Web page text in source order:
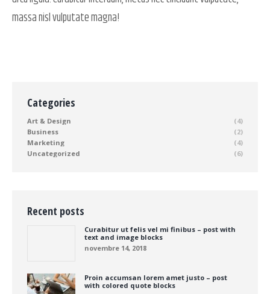
massa nisl vulputate magna!
Categories
Art & Design
(4)
Business
(2)
Marketing
(4)
Uncategorized
(6)
Recent posts
Curabitur ut felis vel mi finibus – post with
text and image blocks
novembre 14, 2018
Proin accumsan lorem amet justo – post
with colored quote blocks